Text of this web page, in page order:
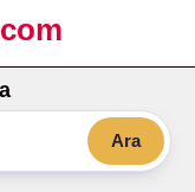
Ara